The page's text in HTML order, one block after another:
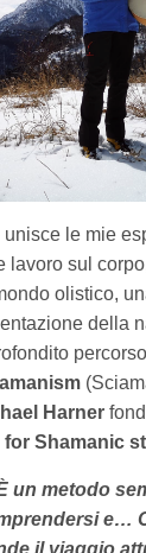
unisce le mie
lavoro sul
olistico,
della
Harner
for Shamanic
un metodo
e…
il viaggio